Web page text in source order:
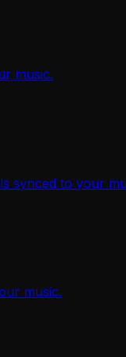
music.
synced to your
music.